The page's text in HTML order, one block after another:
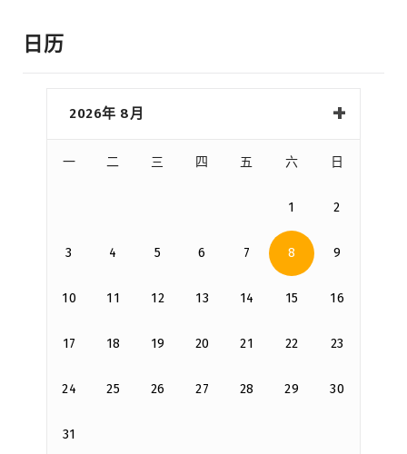
日历
2026年 8月
一 二 三 四 五 六 日
1 2
3 4 5 6 7 8 9
10 11 12 13 14 15 16
17 18 19 20 21 22 23
24 25 26 27 28 29 30
31